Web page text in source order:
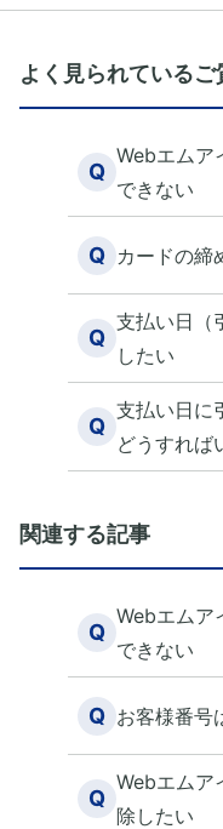
よく見られているご
Q
Webエムア
できない
Q カードの締
Q
支払い日（
したい
Q
支払い日に
どうすれば
関連する記事
Q
Webエムア
できない
Q お客様番号
Q
Webエムア
除したい